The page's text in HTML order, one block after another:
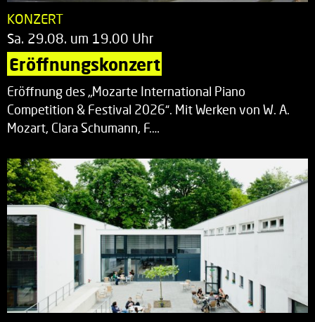
KONZERT
Sa. 29.08. um 19.00 Uhr
Eröffnungskonzert
Eröffnung des „Mozarte International Piano
Competition & Festival 2026“. Mit Werken von W. A.
Mozart, Clara Schumann, F.…